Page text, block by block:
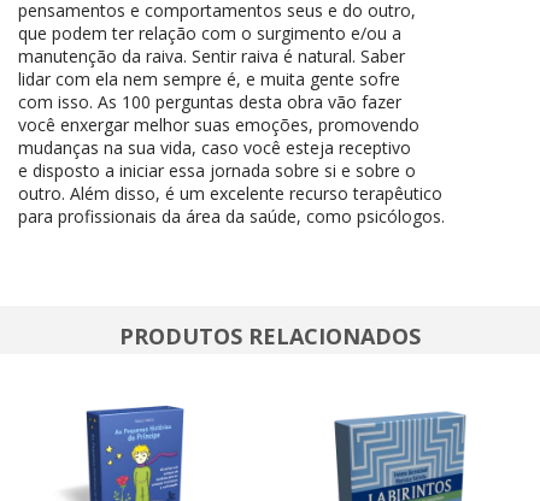
pensamentos e comportamentos seus e do outro,
que podem ter relação com o surgimento e/ou a
manutenção da raiva. Sentir raiva é natural. Saber
lidar com ela nem sempre é, e muita gente sofre
com isso. As 100 perguntas desta obra vão fazer
você enxergar melhor suas emoções, promovendo
mudanças na sua vida, caso você esteja receptivo
e disposto a iniciar essa jornada sobre si e sobre o
outro. Além disso, é um excelente recurso terapêutico
para profissionais da área da saúde, como psicólogos.
PRODUTOS RELACIONADOS